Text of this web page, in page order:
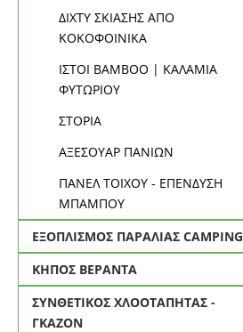
ΔΙΧΤΥ ΣΚΙΑΣΗΣ ΑΠΟ
ΚΟΚΟΦΟΙΝΙΚΑ
ΙΣΤΟΙ BAMBOO | ΚΑΛΑΜΙΑ
ΦΥΤΩΡΙΟΥ
ΣΤΟΡΙΑ
ΑΞΕΣΟΥΑΡ ΠΑΝΙΩΝ
ΠΑΝΕΛ ΤΟΙΧΟΥ - ΕΠΕΝΔΥΣΗ
ΜΠΑΜΠΟΥ
ΕΞΟΠΛΙΣΜΟΣ ΠΑΡΑΛΙΑΣ CAMPING
ΚΗΠΟΣ ΒΕΡΑΝΤΑ
ΣΥΝΘΕΤΙΚΟΣ ΧΛΟΟΤΑΠΗΤΑΣ -
ΓΚΑΖΟΝ